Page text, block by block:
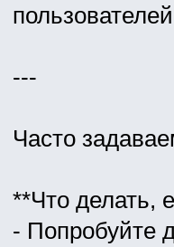
---
Часто
**Что делать,
- Попробуйте